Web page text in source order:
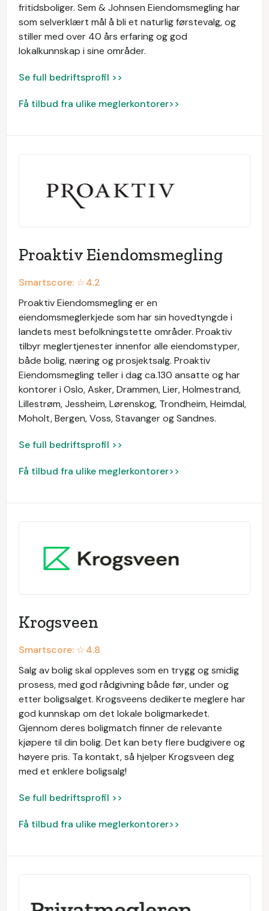
fritidsboliger. Sem & Johnsen Eiendomsmegling har
som selverklært mål å bli et naturlig førstevalg, og
stiller med over 40 års erfaring og god
lokalkunnskap i sine områder.
Se full bedriftsprofil >>
Få tilbud fra ulike meglerkontorer>>
Proaktiv Eiendomsmegling
Smartscore: ☆4.2
Proaktiv Eiendomsmegling er en
eiendomsmeglerkjede som har sin hovedtyngde i
landets mest befolkningstette områder. Proaktiv
tilbyr meglertjenester innenfor alle eiendomstyper,
både bolig, næring og prosjektsalg. Proaktiv
Eiendomsmegling teller i dag ca.130 ansatte og har
kontorer i Oslo, Asker, Drammen, Lier, Holmestrand,
Lillestrøm, Jessheim, Lørenskog, Trondheim, Heimdal,
Moholt, Bergen, Voss, Stavanger og Sandnes.
Se full bedriftsprofil >>
Få tilbud fra ulike meglerkontorer>>
Krogsveen
Smartscore: ☆4.8
Salg av bolig skal oppleves som en trygg og smidig
prosess, med god rådgivning både før, under og
etter boligsalget. Krogsveens dedikerte meglere har
god kunnskap om det lokale boligmarkedet.
Gjennom deres boligmatch finner de relevante
kjøpere til din bolig. Det kan bety flere budgivere og
høyere pris. Ta kontakt, så hjelper Krogsveen deg
med et enklere boligsalg!
Se full bedriftsprofil >>
Få tilbud fra ulike meglerkontorer>>